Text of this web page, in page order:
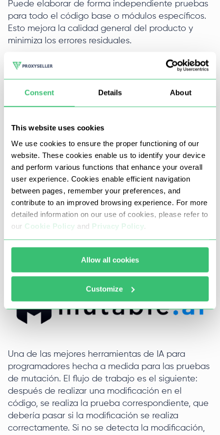
Consent Details About
This website uses cookies
We use cookies to ensure the proper functioning of our
website. These cookies enable us to identify your device
and perform various functions that enhance your overall
user experience. Cookies enable efficient navigation
between pages, remember your preferences, and
contribute to an improved browsing experience. For more
detailed information on our use of cookies, please refer to
our Cookie Policy and Privacy Policy
Allow all cookies
Customize
Puede elaborar de forma independiente pruebas
para todo el código base o módulos específicos.
Esto mejora la calidad general del producto y
minimiza los errores residuales.
Testim
pruebas exhaustivas de aplicaciones móviles y
desde el móvil. Basado en la nube con una
interfaz gráfica para la creación automatizada de
pruebas. Proporciona una integración perfecta
con softwares CI/CD como Jenkins, GitHub y
GitLab.Soporte de proxy en Puppeteeres
inestimable en condiciones de red difíciles.
Proporciona informes completos y se integra con
Una de las mejores herramientas de IA para
programadores hecha a medida para las pruebas
de mutación. El flujo de trabajo es el siguiente:
después de realizar una modificación en el
código, se realiza la prueba correspondiente, que
debería pasar si la modificación se realiza
correctamente. Si no se detecta la modificación,